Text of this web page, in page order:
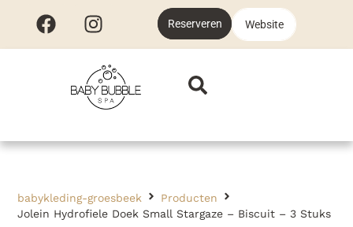
Reserveren Website
babykleding-groesbeek
Producten
Jolein Hydrofiele Doek Small Stargaze – Biscuit – 3 Stuks